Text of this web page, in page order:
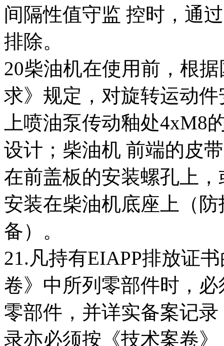
间隔性值守监 控时，通
排除。
20柴油机在使用前，根
求》规定，对旋转运动
上喷油泵传动釉处4xM8
设计；柴油机 前端的皮
在前盖板的安装螺孔上
安装在柴油机底座上（
备）。
21.凡持有EIAPP排放证
卷》中所列零部件时，
零部件，并详实备案记
录亦必须按《技术案卷